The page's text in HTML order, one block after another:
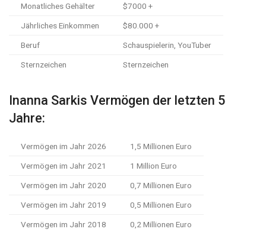
Monatliches Gehälter $7000 +
Jährliches Einkommen $80.000 +
Beruf Schauspielerin, YouTuber
Sternzeichen Sternzeichen
Inanna Sarkis Vermögen der letzten 5
Jahre:
Vermögen im Jahr 2026 1,5 Millionen Euro
Vermögen im Jahr 2021 1 Million Euro
Vermögen im Jahr 2020 0,7 Millionen Euro
Vermögen im Jahr 2019 0,5 Millionen Euro
Vermögen im Jahr 2018 0,2 Millionen Euro